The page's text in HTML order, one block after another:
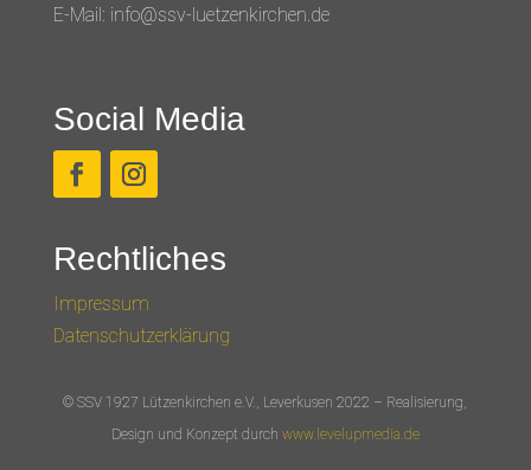
E-Mail: info@ssv-luetzenkirchen.de
Social Media
Rechtliches
Impressum
Datenschutzerklärung
© SSV 1927 Lützenkirchen e.V., Leverkusen 2022 – Realisierung,
Design und Konzept durch www.levelupmedia.de